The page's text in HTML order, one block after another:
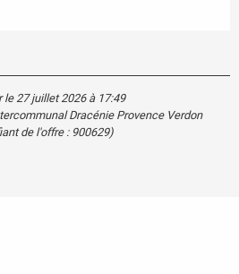
le 27 juillet 2026 à 17:49
Dracénie Provence Verdon
de l'offre : 900629)